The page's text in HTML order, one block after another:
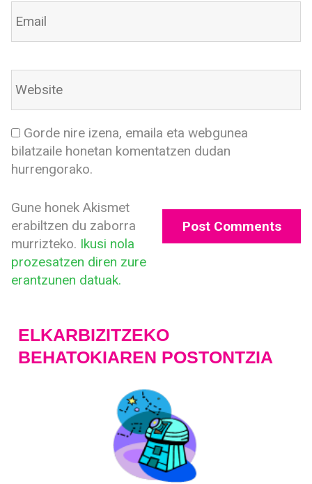
Gorde nire izena, emaila eta webgunea
bilatzaile honetan komentatzen dudan
hurrengorako.
Gune honek Akismet
erabiltzen du zaborra
murrizteko. Ikusi nola
prozesatzen diren zure
erantzunen datuak.
ELKARBIZITZEKO
BEHATOKIAREN POSTONTZIA